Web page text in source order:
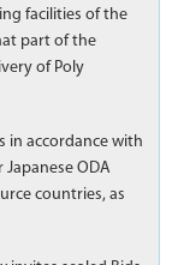
facilities of the
part of the
of Poly
in accordance with
ODA
countries, as